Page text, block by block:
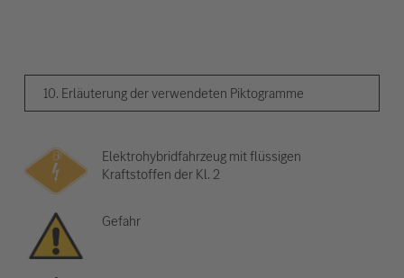
10. Erläuterung der verwendeten Piktogramme
Elektrohybridfahrzeug mit flüssigen
Kraftstoffen der Kl. 2
Gefahr